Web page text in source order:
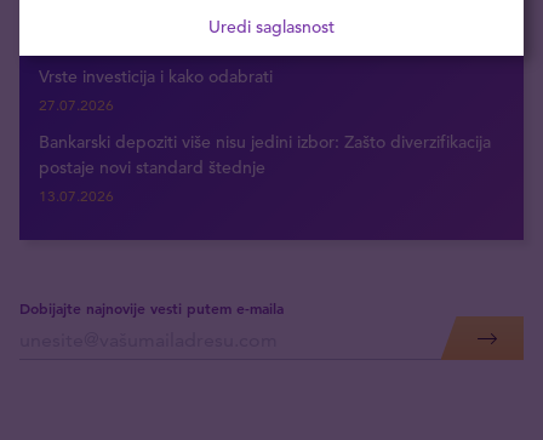
Vrste investicija i kako odabrati
27.07.2026
Bankarski depoziti više nisu jedini izbor: Zašto diverzifikacija
postaje novi standard štednje
13.07.2026
Dobijajte najnovije vesti putem e-maila
Uredi saglasnost